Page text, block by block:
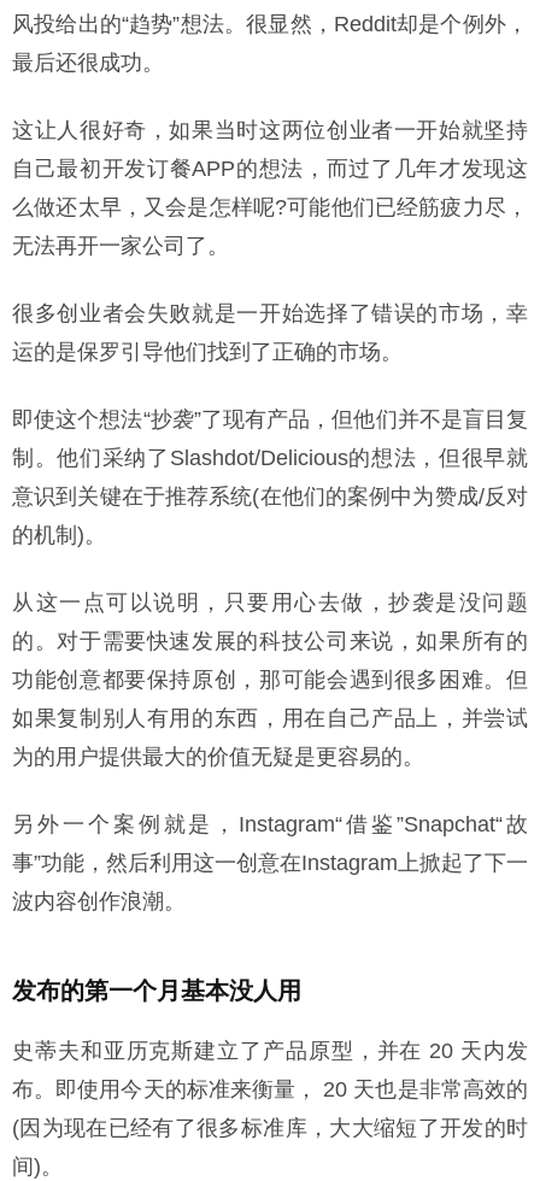
风投给出的“趋势”想法。很显然，Reddit却是个例外，
最后还很成功。
这让人很好奇，如果当时这两位创业者一开始就坚持
自己最初开发订餐APP的想法，而过了几年才发现这
么做还太早，又会是怎样呢?可能他们已经筋疲力尽，
无法再开一家公司了。
很多创业者会失败就是一开始选择了错误的市场，幸
运的是保罗引导他们找到了正确的市场。
即使这个想法“抄袭”了现有产品，但他们并不是盲目复
制。他们采纳了Slashdot/Delicious的想法，但很早就
意识到关键在于推荐系统(在他们的案例中为赞成/反对
的机制)。
从这一点可以说明，只要用心去做，抄袭是没问题
的。对于需要快速发展的科技公司来说，如果所有的
功能创意都要保持原创，那可能会遇到很多困难。但
如果复制别人有用的东西，用在自己产品上，并尝试
为的用户提供最大的价值无疑是更容易的。
另外一个案例就是，Instagram“借鉴”Snapchat“故
事”功能，然后利用这一创意在Instagram上掀起了下一
波内容创作浪潮。
发布的第一个月基本没人用
史蒂夫和亚历克斯建立了产品原型，并在 20 天内发
布。即使用今天的标准来衡量， 20 天也是非常高效的
(因为现在已经有了很多标准库，大大缩短了开发的时
间)。